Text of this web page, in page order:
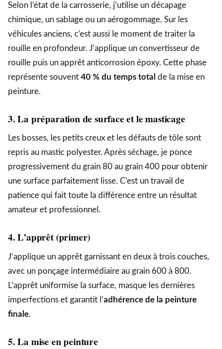
Selon l’état de la carrosserie, j’utilise un décapage
chimique, un sablage ou un aérogommage. Sur les
véhicules anciens, c’est aussi le moment de traiter la
rouille en profondeur. J’applique un convertisseur de
rouille puis un apprêt anticorrosion époxy. Cette phase
représente souvent 40 % du temps total de la mise en
peinture.
3. La préparation de surface et le masticage
Les bosses, les petits creux et les défauts de tôle sont
repris au mastic polyester. Après séchage, je ponce
progressivement du grain 80 au grain 400 pour obtenir
une surface parfaitement lisse. C’est un travail de
patience qui fait toute la différence entre un résultat
amateur et professionnel.
4. L’apprêt (primer)
J’applique un apprêt garnissant en deux à trois couches,
avec un ponçage intermédiaire au grain 600 à 800.
L’apprêt uniformise la surface, masque les dernières
imperfections et garantit l’adhérence de la peinture
finale.
5. La mise en peinture